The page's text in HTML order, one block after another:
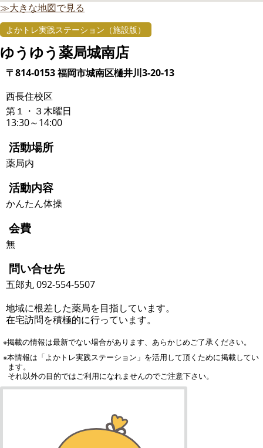
≫大きな地図で見る
よかトレ実践ステーション（施設版）
ゆうゆう薬局城南店
〒814-0153 福岡市城南区樋井川3-20-13
西長住校区
第１・３木曜日
13:30～14:00
活動場所
薬局内
活動内容
かんたん体操
会費
無
問い合せ先
五郎丸 092-554-5507
地域に根差した薬局を目指しています。
在宅訪問を積極的に行っています。
※掲載の情報は最新でない場合があります、あらかじめご了承ください。
※本情報は「よかトレ実践ステーション」を活用して頂くために掲載してい
ます。
それ以外の目的ではご利用になれませんのでご注意下さい。